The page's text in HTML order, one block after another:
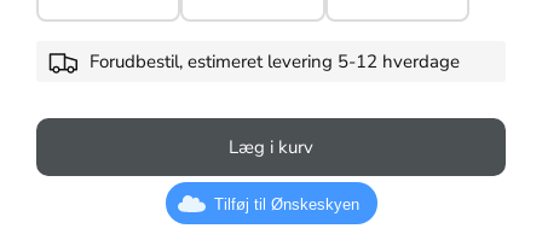
Forudbestil, estimeret levering 5-12 hverdage
Læg i kurv
Tilføj til Ønskeskyen